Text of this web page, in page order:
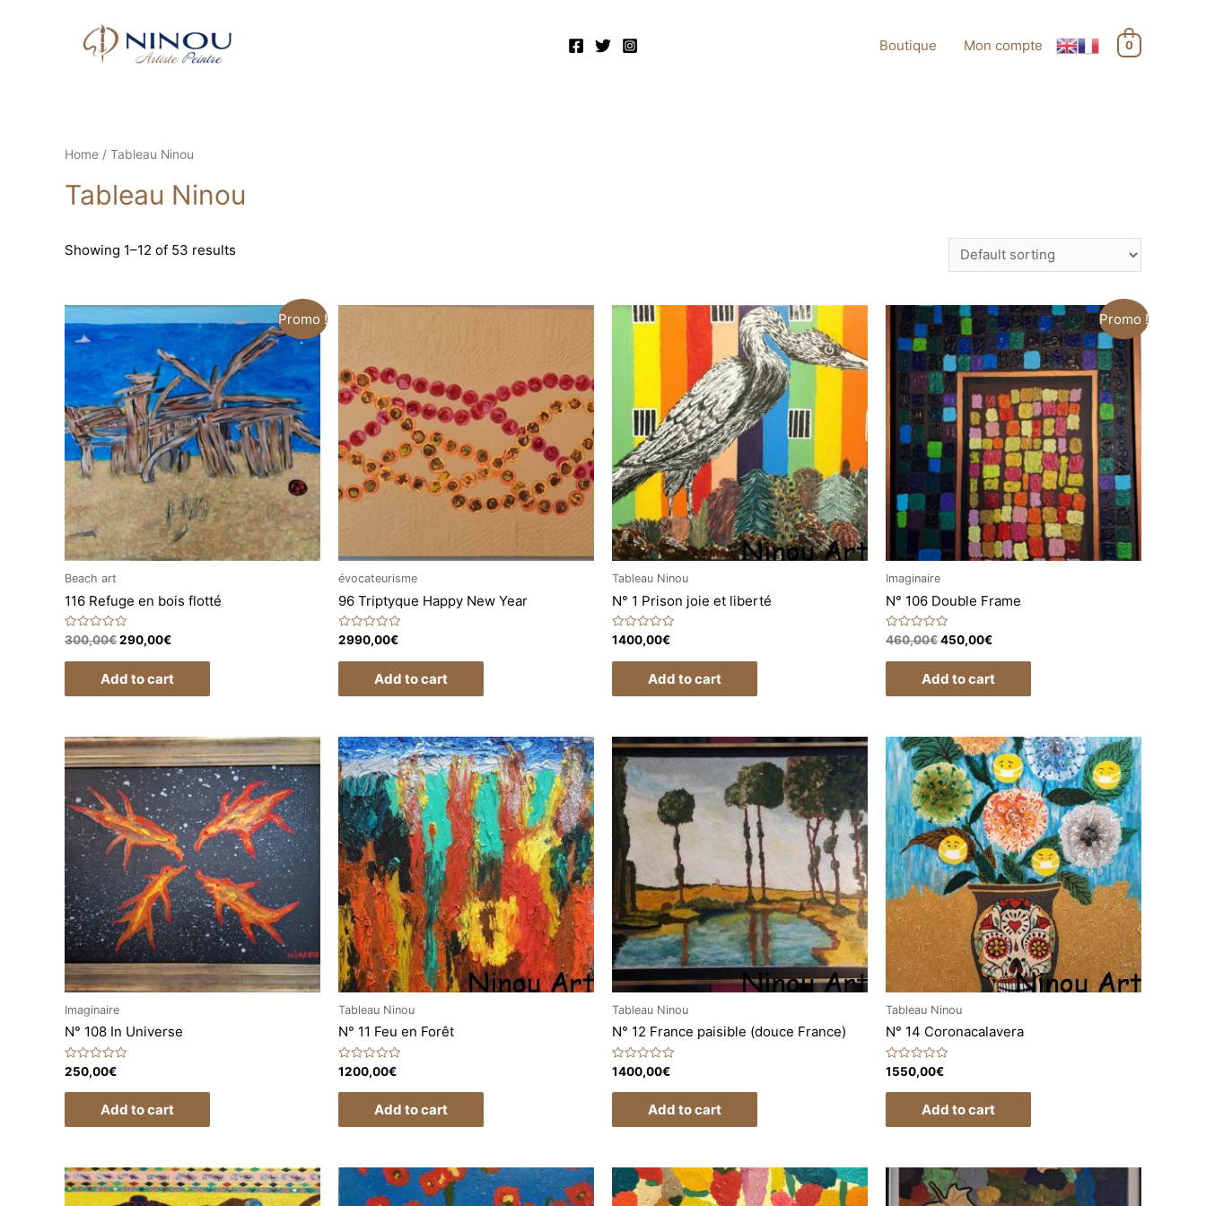
Boutique Mon compte 0
Home / Tableau Ninou
Tableau Ninou
Showing 1–12 of 53 results
Promo !
Beach art
116 Refuge en bois flotté
Rated
out
300,00€290,00€
Add to cart
évocateurisme
96 Triptyque Happy New Year
Rated
out
2990,00€
Add to cart
Tableau Ninou
N° 1 Prison joie et liberté
Rated
out
1400,00€
Add to cart
Promo !
Imaginaire
N° 106 Double Frame
Rated
out
460,00€450,00€
Add to cart
Imaginaire
N° 108 In Universe
Rated
0
out
250,00€
Add to cart
Tableau Ninou
N° 11 Feu en Forêt
Rated
0
out
1200,00€
Add to cart
Tableau Ninou
N° 12 France paisible (douce France)
Rated
0
out
1400,00€
Add to cart
Tableau Ninou
N° 14 Coronacalavera
Rated
0
out
1550,00€
Add to cart